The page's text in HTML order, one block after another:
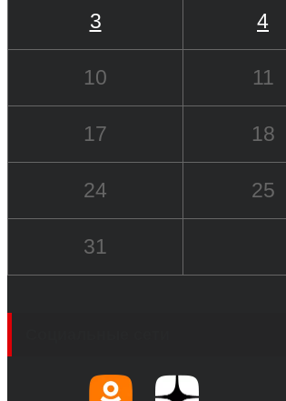
3 4
10 11
17 18
24 25
31